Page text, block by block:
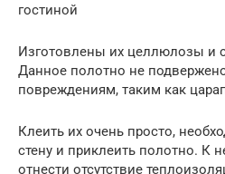
гостиной
Изготовлены их целлюлозы и
Данное полотно не
повреждениям, таким как
Клеить их очень просто,
стену и приклеить полотно. К
отнести отсутствие